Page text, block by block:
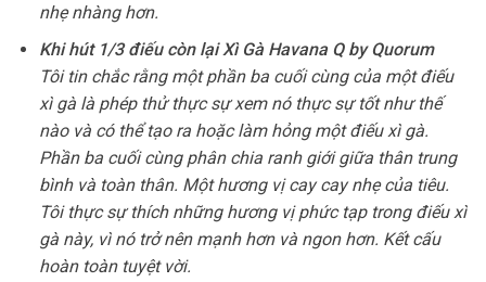
nhẹ nhàng hơn.
Khi hút 1/3 điếu còn lại Xì Gà Havana Q by Quorum
Tôi tin chắc rằng một phần ba cuối cùng của một điếu
xì gà là phép thử thực sự xem nó thực sự tốt như thế
nào và có thể tạo ra hoặc làm hỏng một điếu xì gà.
Phần ba cuối cùng phân chia ranh giới giữa thân trung
bình và toàn thân. Một hương vị cay cay nhẹ của tiêu.
Tôi thực sự thích những hương vị phức tạp trong điếu xì
gà này, vì nó trở nên mạnh hơn và ngon hơn. Kết cấu
hoàn toàn tuyệt vời.